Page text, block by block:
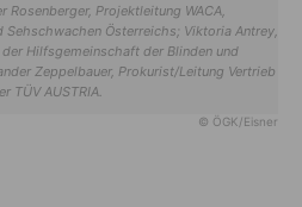
Rosenberger, Projektleitung WACA,
Österreichs; Viktoria Antrey,
Hilfsgemeinschaft der Blinden und
Zeppelbauer, Prokurist/Leitung Vertrieb
TÜV AUSTRIA.
© ÖGK/Eisner